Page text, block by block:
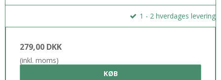
1 - 2 hverdages levering
279,00 DKK
(inkl. moms)
KØB